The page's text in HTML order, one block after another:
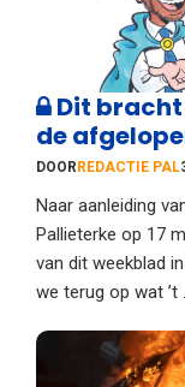
Dit bracht
de
DOOR REDACTIE PAL
Naar aanleiding
Pallieterke op 17
van dit weekblad
we terug op wat ’t